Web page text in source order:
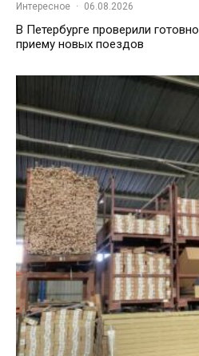
Интересное · 06.08.2026
В Петербурге проверили
приему новых поездов